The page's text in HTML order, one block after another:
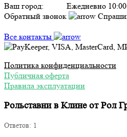
Ваш город: Ежедневно
Обратный звонок
Все контакты
Политика конфиденциальности
Публичная оферта
Правила эксплуатации
Рольставни в Клине от Рол
Ответов: 1